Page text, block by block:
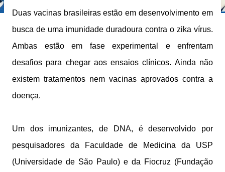
Duas vacinas brasileiras estão em desenvolvimento em
busca de uma imunidade duradoura contra o zika vírus.
Ambas estão em fase experimental e enfrentam
desafios para chegar aos ensaios clínicos. Ainda não
existem tratamentos nem vacinas aprovados contra a
doença.
Um dos imunizantes, de DNA, é desenvolvido por
pesquisadores da Faculdade de Medicina da USP
(Universidade de São Paulo) e da Fiocruz (Fundação